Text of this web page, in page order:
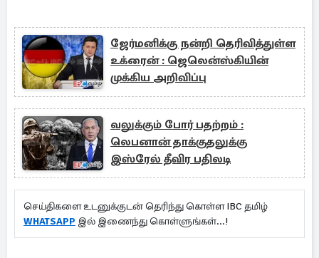
ஜேர்மனிக்கு நன்றி தெரிவித்துள்ள
உக்ரைன் : ஜெலென்ஸ்கியின்
முக்கிய அறிவிப்பு
வலுக்கும் போர் பதற்றம் :
லெபனான் தாக்குதலுக்கு
இஸ்ரேல் தீவிர பதிலடி
செய்திகளை உடனுக்குடன் தெரிந்து கொள்ள IBC தமிழ்
WHATSAPP இல் இணைந்து கொள்ளுங்கள்...!